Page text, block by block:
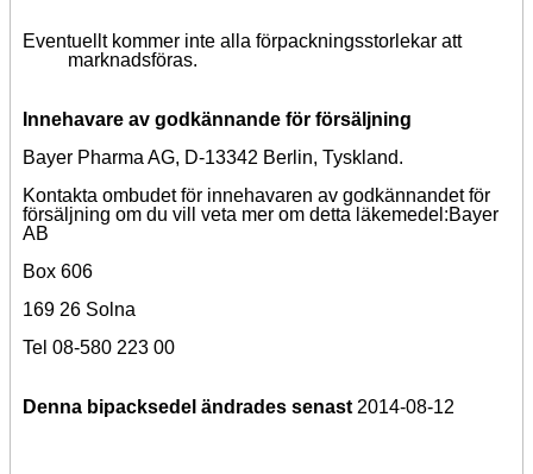
Eventuellt kommer inte alla förpackningsstorlekar att
marknadsföras.
Innehavare av godkännande för försäljning
Bayer Pharma AG, D-13342 Berlin, Tyskland.
Kontakta ombudet för innehavaren av godkännandet för
försäljning om du vill veta mer om detta läkemedel:Bayer
AB
Box 606
169 26 Solna
Tel 08-580 223 00
Denna bipacksedel ändrades senast 2014-08-12